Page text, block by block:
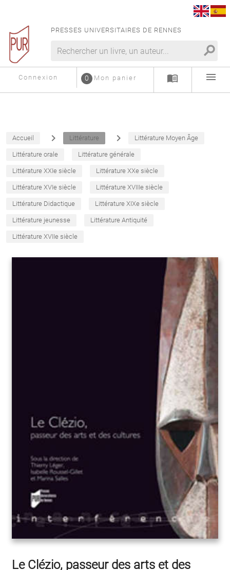
PRESSES UNIVERSITAIRES DE RENNES
search
Connexion Mon panier
0 menu_book menu
Accueil navigate_next Littérature navigate_next Littérature Moyen Âge
Littérature orale Littérature générale
Littérature XXIe siècle Littérature XXe siècle
Littérature XVIe siècle Littérature XVIIIe siècle
Littérature Didactique Littérature XIXe siècle
Littérature jeunesse Littérature Antiquité
Littérature XVIIe siècle
Le Clézio, passeur des arts et des